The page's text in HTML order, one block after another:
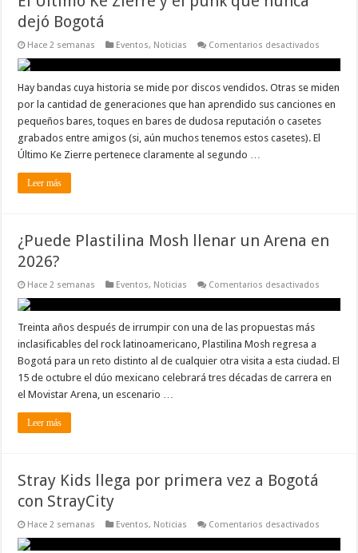
dejó Bogotá
Hace 2 semanas Eventos, Noticias Comentarios desactivados
Zierre
el
punk
que
Hay bandas cuya historia se mide por discos vendidos. Otras se miden
por la cantidad de generaciones que han aprendido sus canciones en
pequeños bares, toques en bares de dudosa reputación o casetes
grabados entre amigos (si, aún muchos tenemos estos casetes). El
Último Ke Zierre pertenece claramente al segundo …
Leer más
¿Puede Plastilina Mosh llenar un Arena en
2026?
Hace 2 semanas Eventos, Noticias Comentarios desactivados
en
2026?
Treinta años después de irrumpir con una de las propuestas más
inclasificables del rock latinoamericano, Plastilina Mosh regresa a
Bogotá para un reto distinto al de cualquier otra visita a esta ciudad. El
15 de octubre el dúo mexicano celebrará tres décadas de carrera en
el Movistar Arena, un escenario …
Leer más
Stray Kids llega por primera vez a Bogotá
con StrayCity
Hace 2 semanas Eventos, Noticias Comentarios desactivados